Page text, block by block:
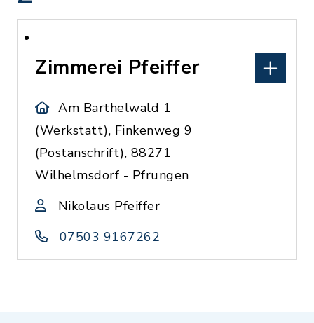
Zimmerei Pfeiffer
Am Barthelwald 1
(Werkstatt), Finkenweg 9
(Postanschrift), 88271
Wilhelmsdorf - Pfrungen
Nikolaus Pfeiffer
07503 9167262